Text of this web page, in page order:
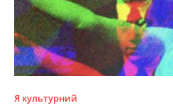
Я культурний